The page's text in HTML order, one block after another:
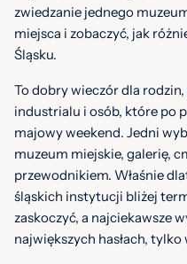
zwiedzanie jednego
miejsca i zobaczyć, jak
Śląsku.
To dobry wieczór dla
industrialu i osób, które po
majowy weekend. Jedni
muzeum miejskie, galerię,
przewodnikiem. Właśnie
śląskich instytucji bliżej
zaskoczyć, a najciekawsze
największych hasłach,